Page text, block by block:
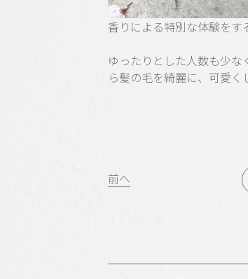
香りによる特別な体験をす
ゆったりとした人数も少
ら髪の毛を綺麗に、可愛く
投
前へ